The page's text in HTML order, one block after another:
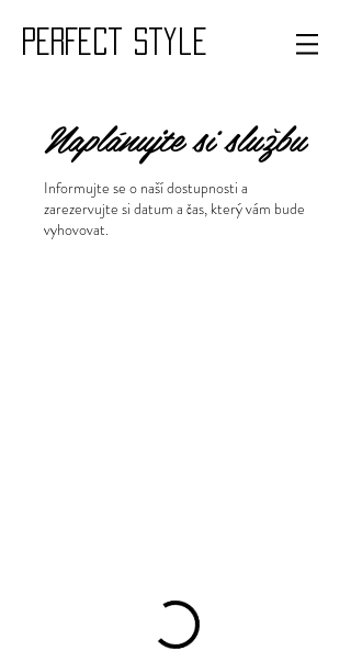
PERFECT style
Naplánujte si službu
Informujte se o naší dostupnosti a
zarezervujte si datum a čas, který vám bude
vyhovovat.